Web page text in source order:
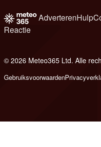
AdverterenHulp
Reactie
© 2026 Meteo365 Ltd. Alle
Gebruiksvoorwaarden